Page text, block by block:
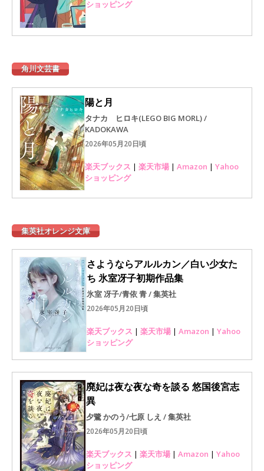
ショッピング
角川文芸書
陽と月
タナカ ヒロキ(LEGO BIG MORL) /
KADOKAWA
2026年05月20日頃
楽天ブックス | 楽天市場 | Amazon | Yahoo
ショッピング
集英社オレンジ文庫
さようならアルルカン／白い少女た
ち 氷室冴子初期作品集
氷室 冴子/青依 青 / 集英社
2026年05月20日頃
楽天ブックス | 楽天市場 | Amazon | Yahoo
ショッピング
廃妃は夜な夜な奇を談る 悠国後宮志
異
夕鷺 かのう/七原 しえ / 集英社
2026年05月20日頃
楽天ブックス | 楽天市場 | Amazon | Yahoo
ショッピング